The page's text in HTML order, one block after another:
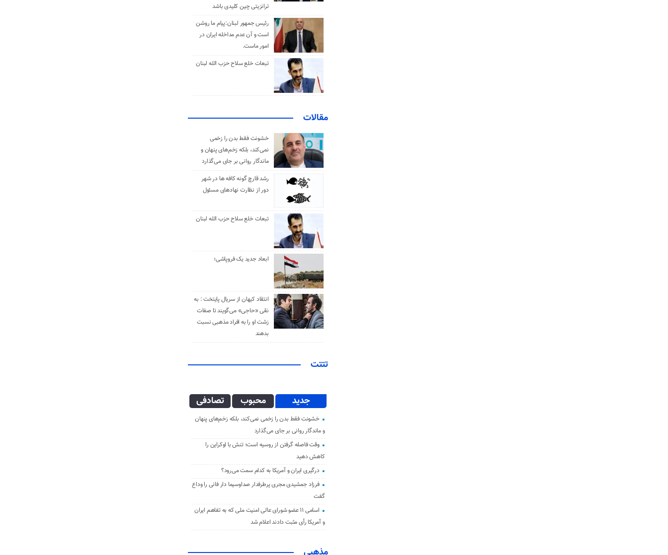
ترانزیتی چین کلیدی باشد
رئیس جمهور لبنان:پیام ما روشن
است و آن عدم مداخله ایران در
امور ماست.
تبعات خلع سلاح حزب الله لبنان
مقالات
خشونت فقط بدن را زخمی
نمی‌کند، بلکه زخم‌های پنهان و
ماندگار روانی بر جای می‌گذارد
رشد قارچ گونه کافه ها در شهر
دور از نظارت نهادهای مسئول
تبعات خلع سلاح حزب الله لبنان
ابعاد جدید یک فروپاشی؛
انتقاد کیهان از سریال پایتخت : به
نقی «حاجی» می‌گویند تا صفات
زشت او را به افراد مذهبی نسبت
بدهند
تتتت
جدید محبوب تصادفی
خشونت فقط بدن را زخمی نمی‌کند، بلکه زخم‌های پنهان
و ماندگار روانی بر جای می‌گذارد
وقت فاصله گرفتن از روسیه است؛ تنش با اوکراین را
کاهش دهید
درگیری ایران و آمریکا به کدام سمت می‌رود؟
فرزاد جمشیدی مجری پرطرفدار صداوسیما دار فانی را وداع
گفت
اسامی ۱۱ عضو شورای عالی امنیت ملی که به تفاهم ایران
و آمریکا رأی مثبت دادند اعلام شد
مذهبی